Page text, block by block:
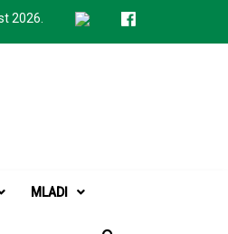
2026.
MLADI